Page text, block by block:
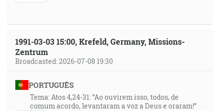
1991-03-03 15:00, Krefeld, Germany, Missions-
Zentrum
Broadcasted: 2026-07-08 19:30
PORTUGUÊS
Tema: Atos 4,24-31: “Ao ouvirem isso, todos, de
comum acordo, levantaram a voz a Deus e oraram!”